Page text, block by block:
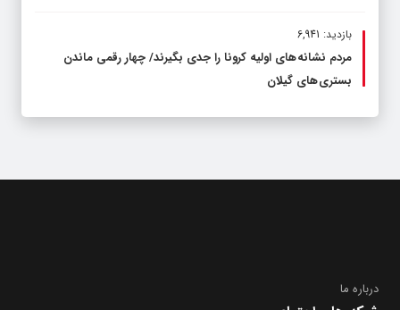
بازدید: 6,941
مردم نشانه های اولیه کرونا را جدی بگیرند/ چهار رقمی ماندن
بستری های گیلان
درباره ما